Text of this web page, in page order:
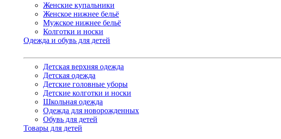
Женские купальники
Женское нижнее бельё
Мужское нижнее бельё
Колготки и носки
Одежда и обувь для детей
Детская верхняя одежда
Детская одежда
Детские головные уборы
Детские колготки и носки
Школьная одежда
Одежда для новорожденных
Обувь для детей
Товары для детей